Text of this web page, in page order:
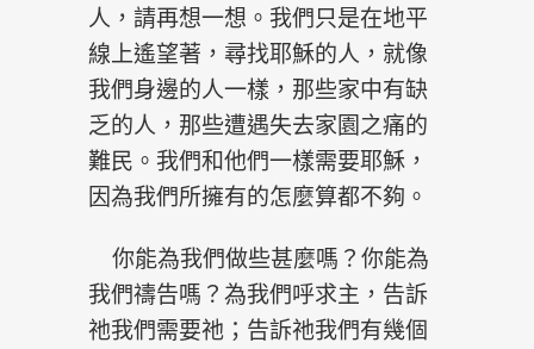
人，請再想一想。我們只是在地平
線上遙望著，尋找耶穌的人，就像
我們身邊的人一樣，那些家中有缺
乏的人，那些遭遇失去家園之痛的
難民。我們和他們一樣需要耶穌，
因為我們所擁有的怎麼算都不夠。
你能為我們做些甚麼嗎？你能為
我們禱告嗎？為我們呼求主，告訴
祂我們需要祂；告訴祂我們有幾個